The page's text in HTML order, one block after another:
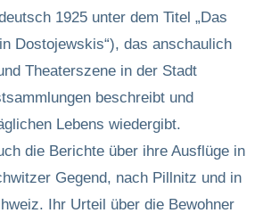
1925 unter dem Titel „Das
Dostojewskis“), das anschaulich
Theaterszene in der Stadt
beschreibt und
Lebens wiedergibt.
die Berichte über ihre Ausflüge in
Gegend, nach Pillnitz und in
Ihr Urteil über die Bewohner